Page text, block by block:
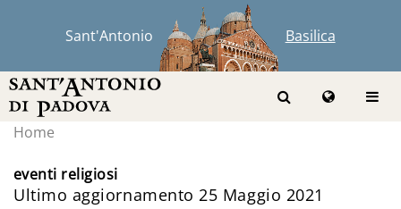
Sant'Antonio Basilica
Home
eventi religiosi
Ultimo aggiornamento 25 Maggio 2021